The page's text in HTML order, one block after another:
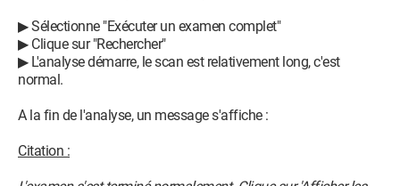
▶ Sélectionne "Exécuter un examen complet"
▶ Clique sur "Rechercher"
▶ L'analyse démarre, le scan est relativement long, c'est
normal.
A la fin de l'analyse, un message s'affiche :
Citation :